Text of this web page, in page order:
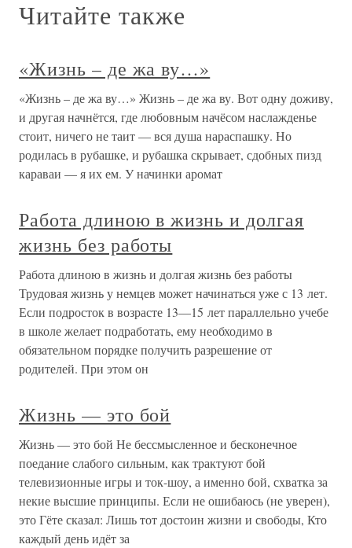
Читайте также
«Жизнь – де жа ву…»
«Жизнь – де жа ву…» Жизнь – де жа ву. Вот одну доживу,
и другая начнётся, где любовным начёсом наслажденье
стоит, ничего не таит — вся душа нараспашку. Но
родилась в рубашке, и рубашка скрывает, сдобных пизд
караваи — я их ем. У начинки аромат
Работа длиною в жизнь и долгая
жизнь без работы
Работа длиною в жизнь и долгая жизнь без работы
Трудовая жизнь у немцев может начинаться уже с 13 лет.
Если подросток в возрасте 13—15 лет параллельно учебе
в школе желает подработать, ему необходимо в
обязательном порядке получить разрешение от
родителей. При этом он
Жизнь — это бой
Жизнь — это бой Не бессмысленное и бесконечное
поедание слабого сильным, как трактуют бой
телевизионные игры и ток-шоу, а именно бой, схватка за
некие высшие принципы. Если не ошибаюсь (не уверен),
это Гёте сказал: Лишь тот достоин жизни и свободы, Кто
каждый день идёт за